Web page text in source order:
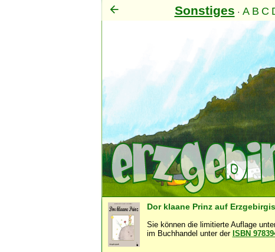
Sonstiges · A B C
Dor klaane Prinz auf
Sie können die limitierte Auflage
im Buchhandel unter der ISBN